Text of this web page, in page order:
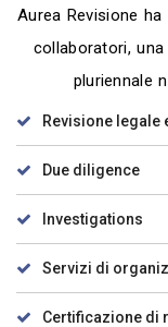
Aurea Revisione
collaboratori,
pluriennale
Revisione legale
Due diligence
Investigations
Servizi di
Certificazione di